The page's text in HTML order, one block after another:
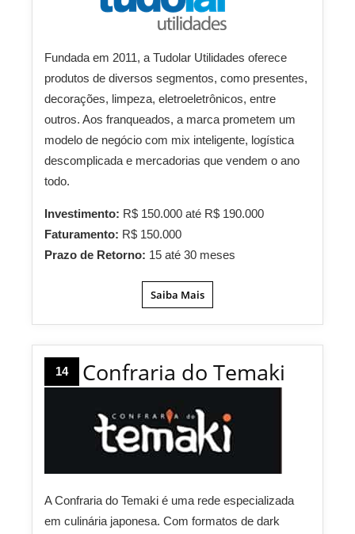
Fundada em 2011, a Tudolar Utilidades oferece
produtos de diversos segmentos, como presentes,
decorações, limpeza, eletroeletrônicos, entre
outros. Aos franqueados, a marca prometem um
modelo de negócio com mix inteligente, logística
descomplicada e mercadorias que vendem o ano
todo.
Investimento: R$ 150.000 até R$ 190.000
Faturamento: R$ 150.000
Prazo de Retorno: 15 até 30 meses
Saiba Mais
14 Confraria do Temaki
A Confraria do Temaki é uma rede especializada
em culinária japonesa. Com formatos de dark